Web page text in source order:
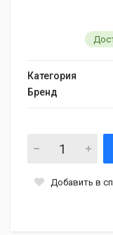
Категория
Бренд
Добавить в